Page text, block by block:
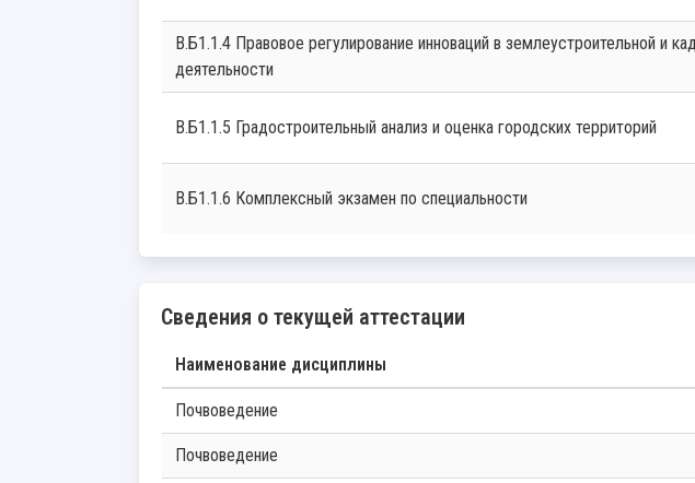
В.Б1.1.4 Правовое регулирование инноваций в землеустроительной и кадастровой
деятельности
В.Б1.1.5 Градостроительный анализ и оценка городских территорий
В.Б1.1.6 Комплексный экзамен по специальности
Сведения о текущей аттестации
Наименование дисциплины
Почвоведение
Почвоведение